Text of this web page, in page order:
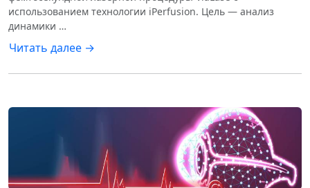
использованием технологии iPerfusion. Цель — анализ
динамики …
Читать далее →